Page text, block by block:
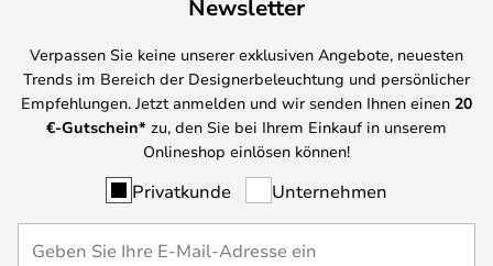
Newsletter
Verpassen Sie keine unserer exklusiven Angebote, neuesten
Trends im Bereich der Designerbeleuchtung und persönlicher
Empfehlungen. Jetzt anmelden und wir senden Ihnen einen 20
€-Gutschein* zu, den Sie bei Ihrem Einkauf in unserem
Onlineshop einlösen können!
Privatkunde Unternehmen